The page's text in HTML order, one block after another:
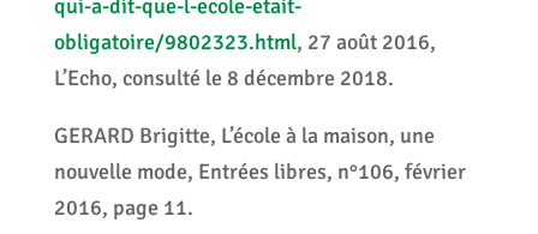
qui-a-dit-que-l-ecole-etait-
obligatoire/9802323.html, 27 août 2016,
L’Echo, consulté le 8 décembre 2018.
GERARD Brigitte, L’école à la maison, une
nouvelle mode, Entrées libres, n°106, février
2016, page 11.